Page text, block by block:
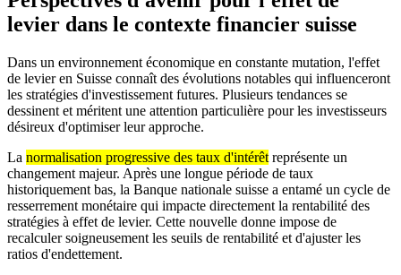
levier dans le contexte financier suisse
Dans un environnement économique en constante mutation, l'effet
de levier en Suisse connaît des évolutions notables qui influenceront
les stratégies d'investissement futures. Plusieurs tendances se
dessinent et méritent une attention particulière pour les investisseurs
désireux d'optimiser leur approche.
La normalisation progressive des taux d'intérêt représente un
changement majeur. Après une longue période de taux
historiquement bas, la Banque nationale suisse a entamé un cycle de
resserrement monétaire qui impacte directement la rentabilité des
stratégies à effet de levier. Cette nouvelle donne impose de
recalculer soigneusement les seuils de rentabilité et d'ajuster les
ratios d'endettement.